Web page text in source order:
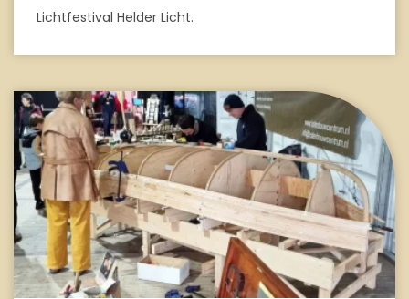
Lichtfestival Helder Licht.